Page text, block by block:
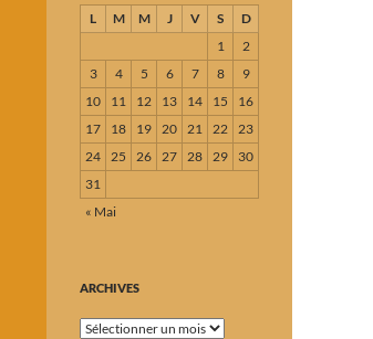
L M M J V S
D
1
2
3
4 5 6 7 8
9
10
11 12 13 14 15
16
17
18 19 20 21 22 23
24 25 26 27 28 29
30
31
« Mai
ARCHIVES
Archives